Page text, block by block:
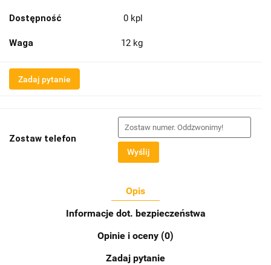
Dostępność 0 kpl
Waga 12 kg
Zadaj pytanie
Zostaw telefon
Wyślij
Opis
Informacje dot. bezpieczeństwa
Opinie i oceny (0)
Zadaj pytanie